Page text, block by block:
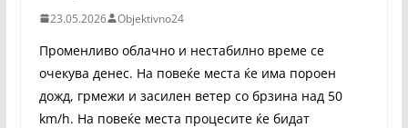
23.05.2026 Objektivno24
Променливо облачно и нестабилно време се
очекува денес. На повеќе места ќе има пороен
дожд, грмежи и засилен ветер со брзина над 50
km/h. На повеќе места процесите ќе бидат